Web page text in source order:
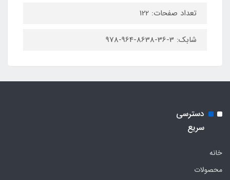
تعداد صفحات: 122
شابک: 3-36-8638-964-978
دسترسی
سریع
خانه
محصولات